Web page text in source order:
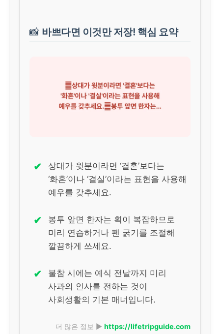
📸 바쁘다면 이것만 저장! 핵심 요약
✔
상대가 윗분이라면 ‘결혼’보다는
‘화혼’이나 ‘결실’이라는 표현을 사용해
예우를 갖추세요.
✔
봉투 앞면 한자는 획이 복잡하므로
미리 연습하거나 펜 굵기를 조절해
깔끔하게 쓰세요.
✔
불참 시에는 예식 전날까지 미리
사과의 인사를 전하는 것이
사회생활의 기본 매너입니다.
더 많은 정보 ▶ https://lifetripguide.com